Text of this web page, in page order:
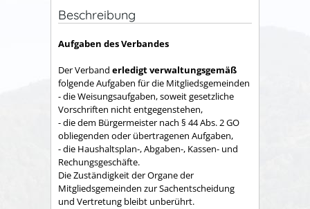
Beschreibung
Aufgaben des Verbandes
Der Verband erledigt verwaltungsgemäß
folgende Aufgaben für die Mitgliedsgemeinden
- die Weisungsaufgaben, soweit gesetzliche
Vorschriften nicht entgegenstehen,
- die dem Bürgermeister nach § 44 Abs. 2 GO
obliegenden oder übertragenen Aufgaben,
- die Haushaltsplan-, Abgaben-, Kassen- und
Rechungs­geschäfte.
Die Zuständigkeit der Organe der
Mitgliedsgemeinden zur Sachent­scheidung
und Vertretung bleibt unberührt.